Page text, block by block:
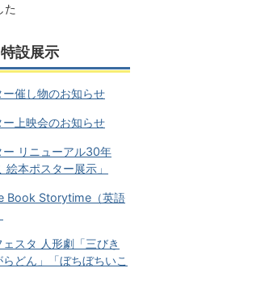
た
設展示
ー催し物のお知らせ
ー上映会のお知らせ
ー リニューアル30年
絵本ポスター展示」
Book Storytime（英語
スタ 人形劇「三びき
どん」「ぼちぼちいこ